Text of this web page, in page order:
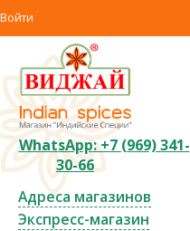
Войти
WhatsApp: +7 (969) 341-
30-66
Адреса магазинов
Экспресс-магазин